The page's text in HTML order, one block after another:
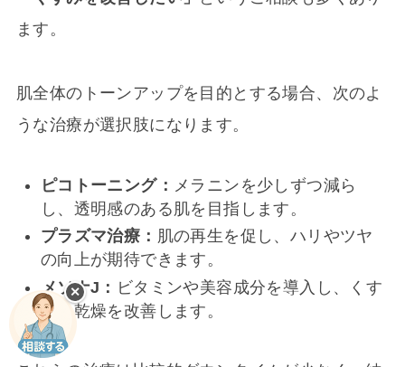
ます。
肌全体のトーンアップを目的とする場合、次のよ
うな治療が選択肢になります。
ピコトーニング： メラニンを少しずつ減ら
し、透明感のある肌を目指します。
プラズマ治療： 肌の再生を促し、ハリやツヤ
の向上が期待できます。
メソナJ： ビタミンや美容成分を導入し、くす
みや乾燥を改善します。
✕